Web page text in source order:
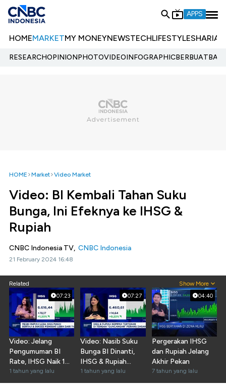
APPS
HOMEMARKETMY MONEYNEWSTECHLIFESTYLESHARIA
RESEARCHOPINIONPHOTOVIDEOINFOGRAPHIC
HOME Market Video Market
Video: BI Kembali Tahan Suku
Bunga, Ini Efeknya ke IHSG &
Rupiah
CNBC Indonesia TV, CNBC Indonesia
21 February 2024 16:48
Related Show More
07:23
Video: Jelang
Pengumuman BI
Rate, IHSG Naik 1%
Lebih
1 tahun yang lalu
07:27
Video: Nasib Suku
Bunga BI Dinanti,
IHSG & Rupiah
Masih Dalam
Tekanan?
1 tahun yang lalu
04:40
Pergerakan IHSG
dan Rupiah Jelang
Akhir Pekan
7 tahun yang lalu